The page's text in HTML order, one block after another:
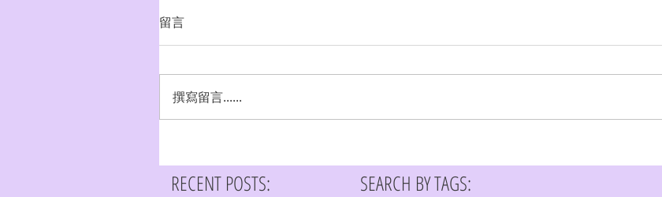
留言
撰寫留言......
RECENT POSTS: SEARCH BY TAGS: